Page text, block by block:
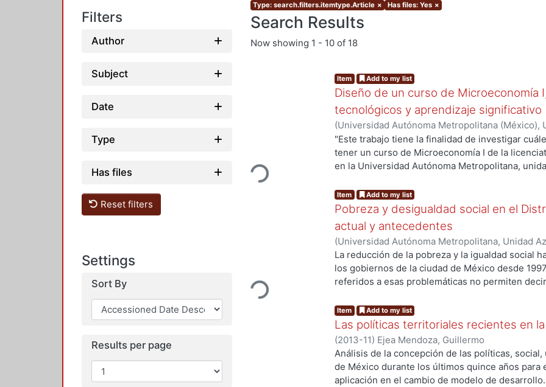
Filters
Author
Subject
Date
Type
Has files
Reset filters
Settings
Sort By
Results per page
Type: search.filters.itemtype.Article × Has files: Yes ×
Search Results
Now showing 1 - 10 of 18
Loading...
Item Add to my list
Diseño de un curso de Microeconomía
tecnológicos y aprendizaje significativo
(Universidad Autónoma Metropolitana (México),
Ciencias Sociales y Humanidades,
Chávez Presa, María Flor
"Este trabajo tiene la finalidad de investigar
tener un curso de Microeconomía I de la
en la Universidad Autónoma Metropolitana,
A partir de la metodología de investigación-
recolección de datos, como son la
estructurada; se discutieron y determinaron los
curso de Microeconomía I promoviera el
tecnológico.
Desde el análisis de la información recabada en
diseño del curso de Microeconomía I que
implementación del curso como para la
aprovechamiento de los alumnos."
Loading...
Item Add to my list
Pobreza y desigualdad social en el
actual y antecedentes
(Universidad Autónoma Metropolitana, Unidad
Sociales y Humanidades, Departamento de
Guillermo
La reducción de la pobreza y la igualdad social
los gobiernos de la ciudad de México desde
referidos a esas problemáticas no permiten
contradictorios y preocupantes. La evaluación
años muestra avances importantes en la mayoría
componen; sin embargo estos resultados que
carencias de la población citadina más
disminución estructural de la pobreza y la
Poverty. Igualdad social. Equality. Desigualdad.
Item Add to my list
Las políticas territoriales recientes en
(2013-11) Ejea Mendoza, Guillermo
Análisis de la concepción de las políticas,
de México durante los últimos quince años para
aplicación en el cambio de modelo de desarrollo.